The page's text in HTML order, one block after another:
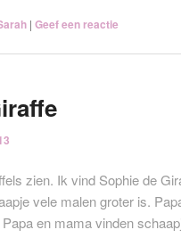
| Geef een reactie
zien. Ik vind Sophie de
vele malen groter is.
en mama vinden